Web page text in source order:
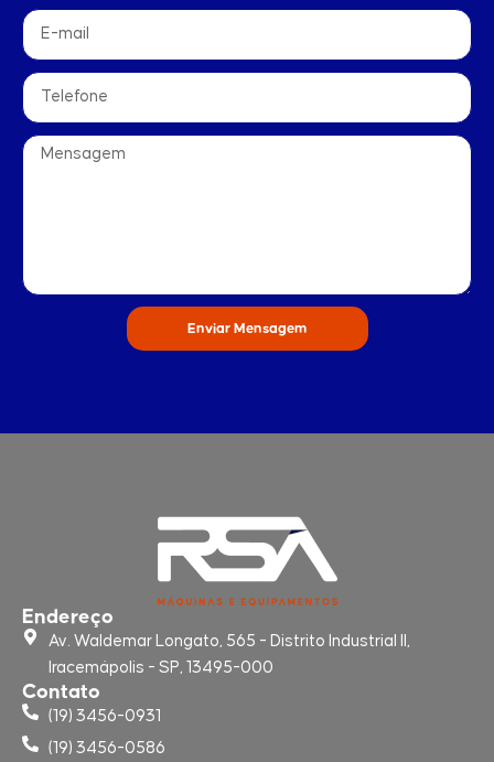
Enviar Mensagem
Endereço
Av. Waldemar Longato, 565 - Distrito Industrial II,
Iracemápolis - SP, 13495-000
Contato
(19) 3456-0931
(19) 3456-0586